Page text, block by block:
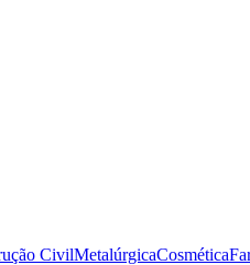
CivilMetalúrgicaCosmética